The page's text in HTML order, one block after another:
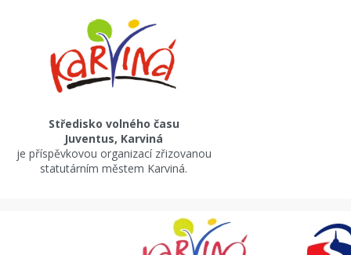
Středisko volného času
Juventus, Karviná
je příspěvkovou organizací zřizovanou
statutárním městem Karviná.